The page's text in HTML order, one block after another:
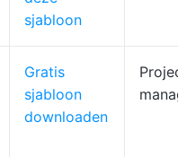
sjabloon
Gratis
sjabloon
downloaden
Project